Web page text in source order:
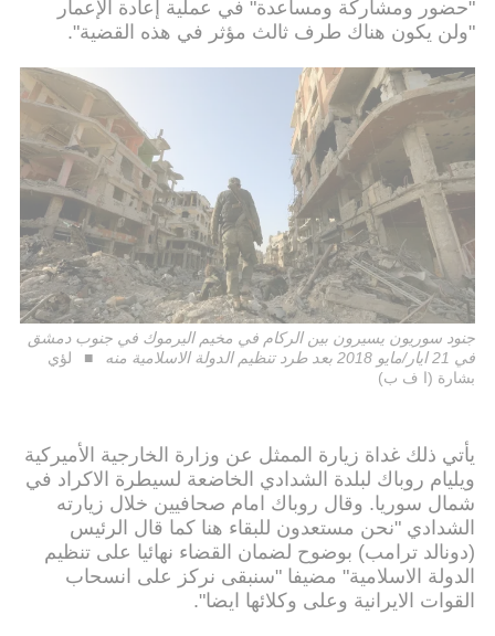
"حضور ومشاركة ومساعدة" في عملية إعادة الإعمار
"ولن يكون هناك طرف ثالث مؤثر في هذه القضية".
جنود سوريون يسيرون بين الركام في مخيم اليرموك في جنوب دمشق
في 21 ايار/مايو 2018 بعد طرد تنظيم الدولة الاسلامية منه
لؤي
بشارة (ا ف ب)
يأتي ذلك غداة زيارة الممثل عن وزارة الخارجية الأميركية
ويليام روباك لبلدة الشدادي الخاضعة لسيطرة الاكراد في
شمال سوريا. وقال روباك امام صحافيين خلال زيارته
الشدادي "نحن مستعدون للبقاء هنا كما قال الرئيس
(دونالد ترامب) بوضوح لضمان القضاء نهائيا على تنظيم
الدولة الاسلامية" مضيفا "سنبقى نركز على انسحاب
القوات الايرانية وعلى وكلائها ايضا".